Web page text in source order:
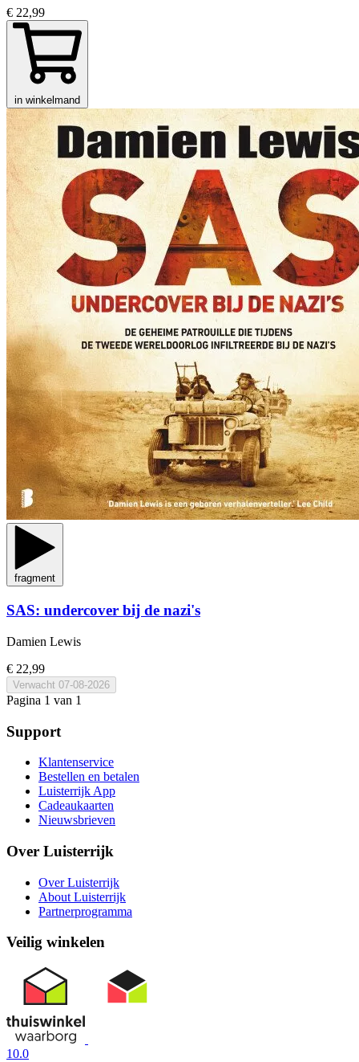
€ 22,99
in winkelmand
fragment
SAS: undercover bij de nazi's
Damien Lewis
€ 22,99
Verwacht 07-08-2026
Pagina 1 van 1
Support
Klantenservice
Bestellen en betalen
Luisterrijk App
Cadeaukaarten
Nieuwsbrieven
Over Luisterrijk
Over Luisterrijk
About Luisterrijk
Partnerprogramma
Veilig winkelen
10.0